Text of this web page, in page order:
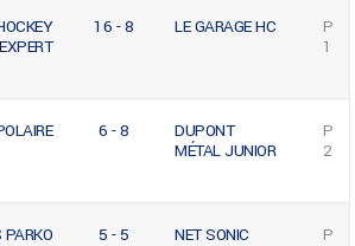
EXPERT
16 - 8 LE GARAGE HC
P
1
6 - 8
DUPONT
MÉTAL JUNIOR
P
2
PARKO 5 - 5 NET SONIC
P